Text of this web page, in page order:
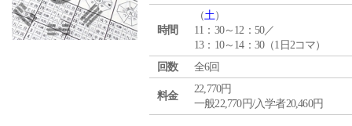
時間
（土）
11：30～12：50／
13：10～14：30（1日2コマ）
回数
全6回
料金
22,770円
一般22,770円/入学者20,460円